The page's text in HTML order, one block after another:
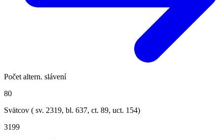
Počet altern. slávení
80
Svätcov ( sv. 2319, bl. 637, ct. 89, uct. 154)
3199